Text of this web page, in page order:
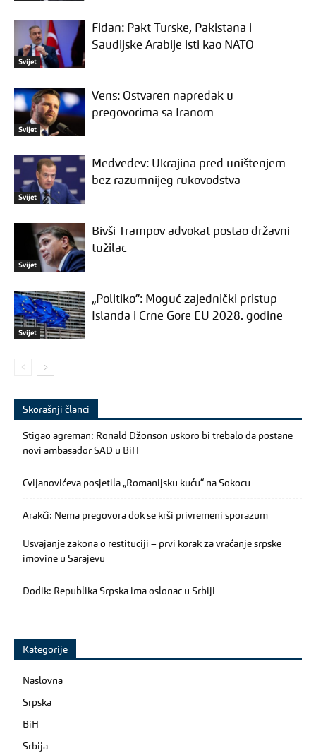
Svijet
Fidan: Pakt Turske, Pakistana i
Saudijske Arabije isti kao NATO
Svijet
Vens: Ostvaren napredak u
pregovorima sa Iranom
Svijet
Medvedev: Ukrajina pred uništenjem
bez razumnijeg rukovodstva
Svijet
Bivši Trampov advokat postao državni
tužilac
Svijet
„Politiko“: Moguć zajednički pristup
Islanda i Crne Gore EU 2028. godine
Skorašnji članci
Stigao agreman: Ronald Džonson uskoro bi trebalo da postane
novi ambasador SAD u BiH
Cvijanovićeva posjetila „Romanijsku kuću“ na Sokocu
Arakči: Nema pregovora dok se krši privremeni sporazum
Usvajanje zakona o restituciji – prvi korak za vraćanje srpske
imovine u Sarajevu
Dodik: Republika Srpska ima oslonac u Srbiji
Kategorije
Naslovna
Srpska
BiH
Srbija